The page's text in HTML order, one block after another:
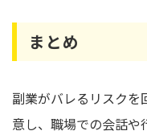
まとめ
副業がバレるリスク
意し、職場での会話や